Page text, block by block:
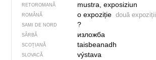
RETOROMANĂ mustra, exposiziun
ROMÂNĂ o expoziție două expoziții
SAMI DE NORD ?
SÂRBĂ изложба
SCOȚIANĂ taisbeanadh
SLOVACĂ výstava